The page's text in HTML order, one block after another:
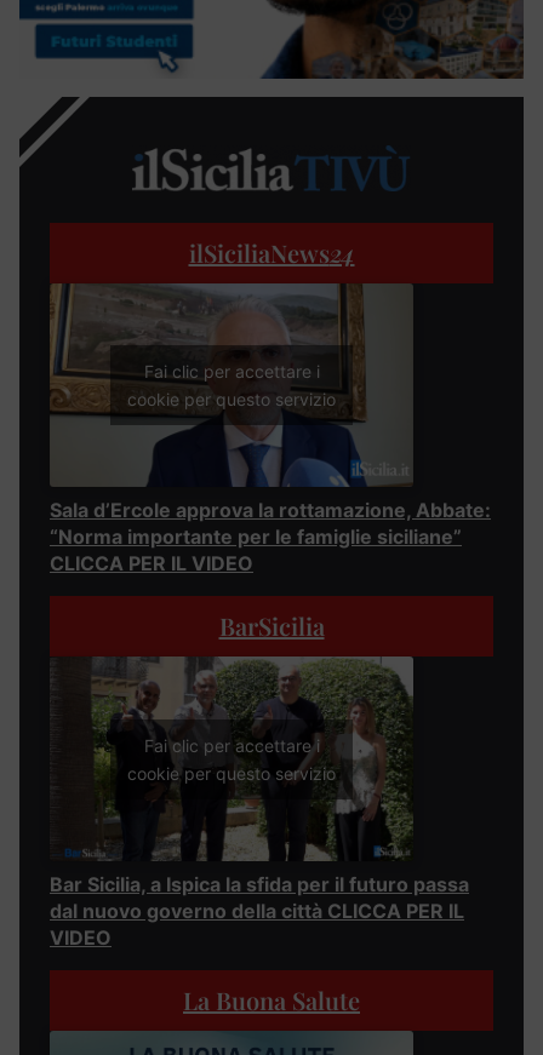
ilSiciliaNews24
Fai clic per accettare i
cookie per questo servizio
Sala d’Ercole approva la rottamazione, Abbate:
“Norma importante per le famiglie siciliane”
CLICCA PER IL VIDEO
BarSicilia
Fai clic per accettare i
cookie per questo servizio
Bar Sicilia, a Ispica la sfida per il futuro passa
dal nuovo governo della città CLICCA PER IL
VIDEO
La Buona Salute